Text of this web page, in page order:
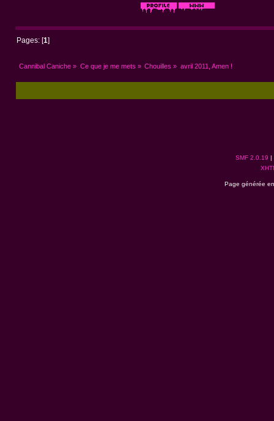
Pages: [1
Cannibal Caniche » Ce que je me mets » Chouilles » avril 2011, Amen !
SMF 2.0.19 |
Page générée